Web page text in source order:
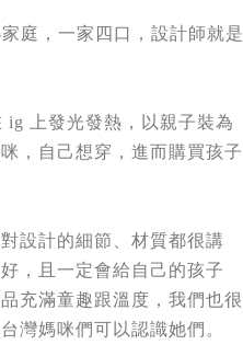
庭，一家四口，設計師就是
ig 上發光發熱，以親子裝為
，自己想穿，進而購買孩子
設計的細節、材質都很講
，且一定會給自己的孩子
充滿童趣跟溫度，我們也很
灣媽咪們可以認識她們。